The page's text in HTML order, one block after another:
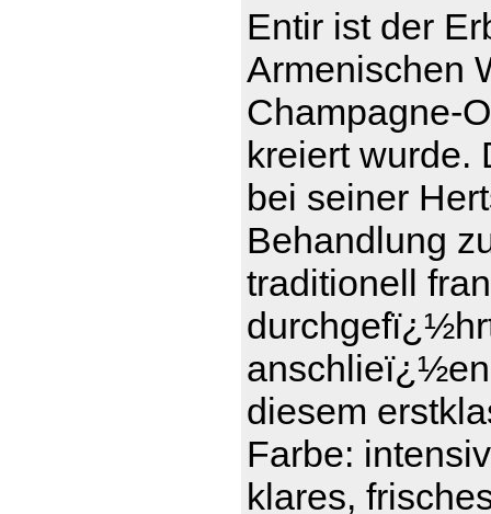
Entir ist der
Armenischen
Champagne-
kreiert wurde.
bei seiner
Behandlung
traditionell
diesem
Farbe:
klares,